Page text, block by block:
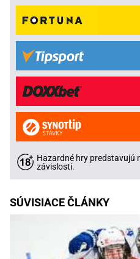
Hazardné hry predstavujú
závislosti.
SÚVISIACE ČLÁNKY